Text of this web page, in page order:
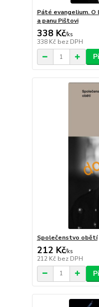
Páté evangelium. O
a panu Pištovi
338 Kč/ks
338 Kč bez DPH
Společenstvo obětí
212 Kč/ks
212 Kč bez DPH